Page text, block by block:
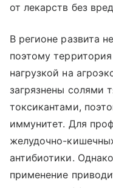
от лекарств без
В регионе развита
поэтому
нагрузкой на
загрязнены солями
токсикантами,
иммунитет. Для
желудочно-
антибиотики.
применение